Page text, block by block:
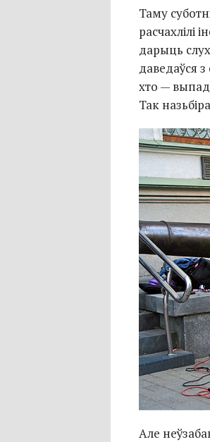
Таму
расчахлілі
дарыць
даведаўся
хто —
Так
Але